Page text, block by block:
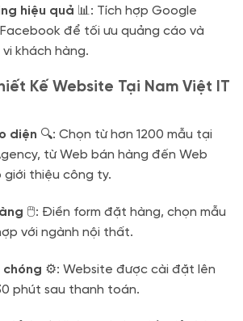
hiệu quả 📊: Tích hợp Google
Facebook để tối ưu quảng cáo và
khách hàng.
Kế Website Tại Nam Việt IT
diện 🔍: Chọn từ hơn 1200 mẫu tại
từ Web bán hàng đến Web
giới thiệu công ty.
🖱️: Điền form đặt hàng, chọn mẫu
với ngành nội thất.
⚙️: Website được cài đặt lên
phút sau thanh toán.